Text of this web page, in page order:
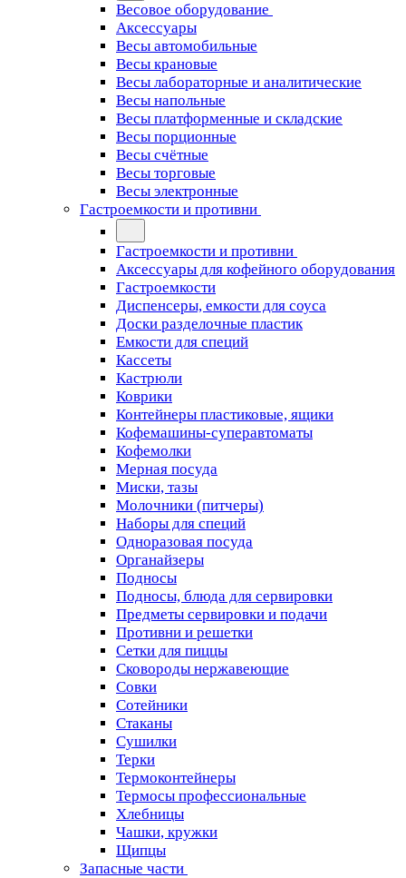
Весовое оборудование
Аксессуары
Весы автомобильные
Весы крановые
Весы лабораторные и аналитические
Весы напольные
Весы платформенные и складские
Весы порционные
Весы счётные
Весы торговые
Весы электронные
Гастроемкости и противни
Гастроемкости и противни
Аксессуары для кофейного оборудования
Гастроемкости
Диспенсеры, емкости для соуса
Доски разделочные пластик
Емкости для специй
Кассеты
Кастрюли
Коврики
Контейнеры пластиковые, ящики
Кофемашины-суперавтоматы
Кофемолки
Мерная посуда
Миски, тазы
Молочники (питчеры)
Наборы для специй
Одноразовая посуда
Органайзеры
Подносы
Подносы, блюда для сервировки
Предметы сервировки и подачи
Противни и решетки
Сетки для пиццы
Сковороды нержавеющие
Совки
Сотейники
Стаканы
Сушилки
Терки
Термоконтейнеры
Термосы профессиональные
Хлебницы
Чашки, кружки
Щипцы
Запасные части